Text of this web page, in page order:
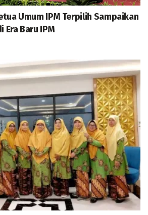
Umum IPM Terpilih Sampaikan
Baru IPM